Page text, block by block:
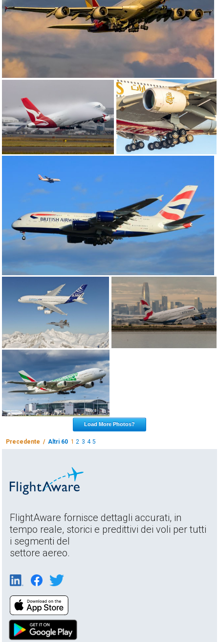
Load More Photos?
Precedente /Altri 60 12 3 4 5
FlightAware fornisce dettagli accurati, in
tempo reale, storici e predittivi dei voli per tutti
i segmenti del
settore aereo.